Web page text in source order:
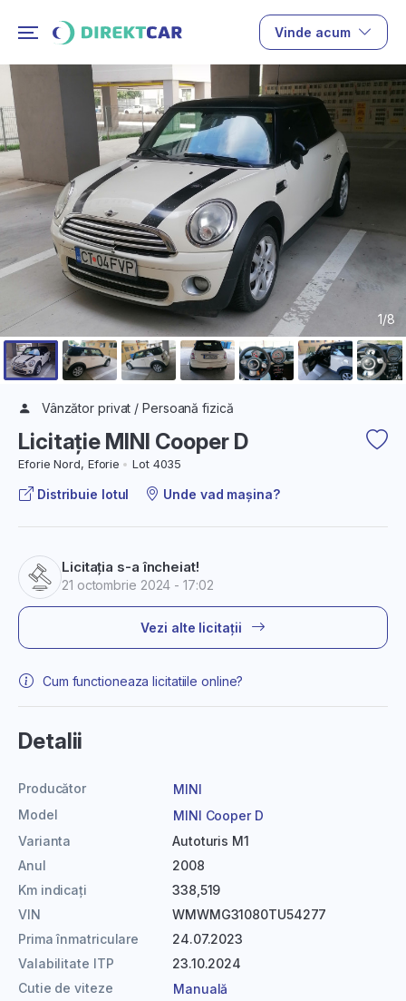
Vinde acum
Licitație MINI Cooper D
Eforie Nord, Eforie Lot 4035
1/8
Vânzător privat / Persoană fizică
Distribuie lotul Unde vad mașina?
Licitația s-a încheiat!
21 octombrie 2024 - 17:02
Vezi alte licitații
Cum functioneaza licitatiile online?
Detalii
Producător
MINI
Model
MINI Cooper D
Varianta
Autoturis M1
Anul
2008
Km indicați
338,519
VIN
WMWMG31080TU54277
Prima înmatriculare
24.07.2023
Valabilitate ITP
23.10.2024
Cutie de viteze
Manuală